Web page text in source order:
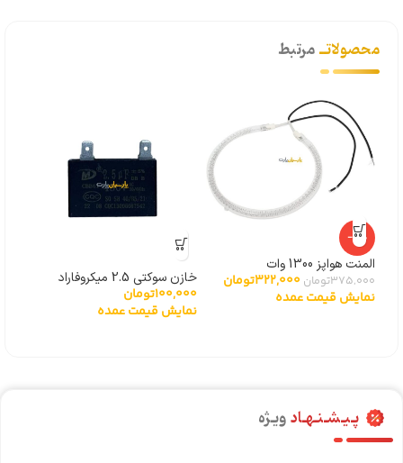
محصولاتــمرتبط
-14%
المنت هواپز 1300 وات
375,000تومان 322,000تومان
نمایش قیمت عمده
خازن سوکتی 2.5 میکروفاراد
100,000تومان
نمایش قیمت عمده
پـیـشـنـهـادویـژه